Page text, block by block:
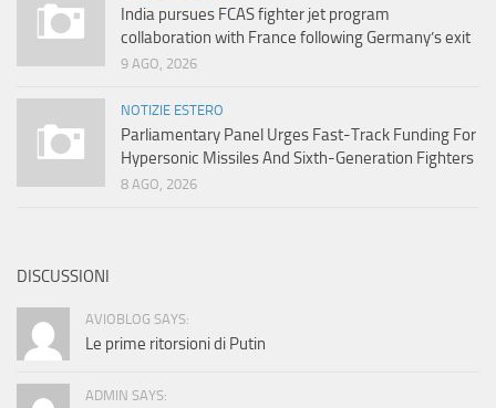
India pursues FCAS fighter jet program
collaboration with France following Germany’s exit
9 AGO, 2026
NOTIZIE ESTERO
Parliamentary Panel Urges Fast-Track Funding For
Hypersonic Missiles And Sixth-Generation Fighters
8 AGO, 2026
DISCUSSIONI
AVIOBLOG SAYS:
Le prime ritorsioni di Putin
ADMIN SAYS: